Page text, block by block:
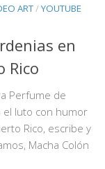
ART /YOUTUBE
en
Rico
Perfume de
el luto con humor
Rico, escribe y
Macha Colón